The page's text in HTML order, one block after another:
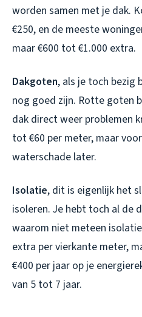
worden samen met je dak.
€250, en de meeste
maar €600 tot €1.000 extra.
Dakgoten, als je toch bezig
nog goed zijn. Rotte goten
dak direct weer problemen
tot €60 per meter, maar
waterschade later.
Isolatie, dit is eigenlijk het
isoleren. Je hebt toch al de
waarom niet meteen
extra per vierkante meter,
€400 per jaar op je
van 5 tot 7 jaar.